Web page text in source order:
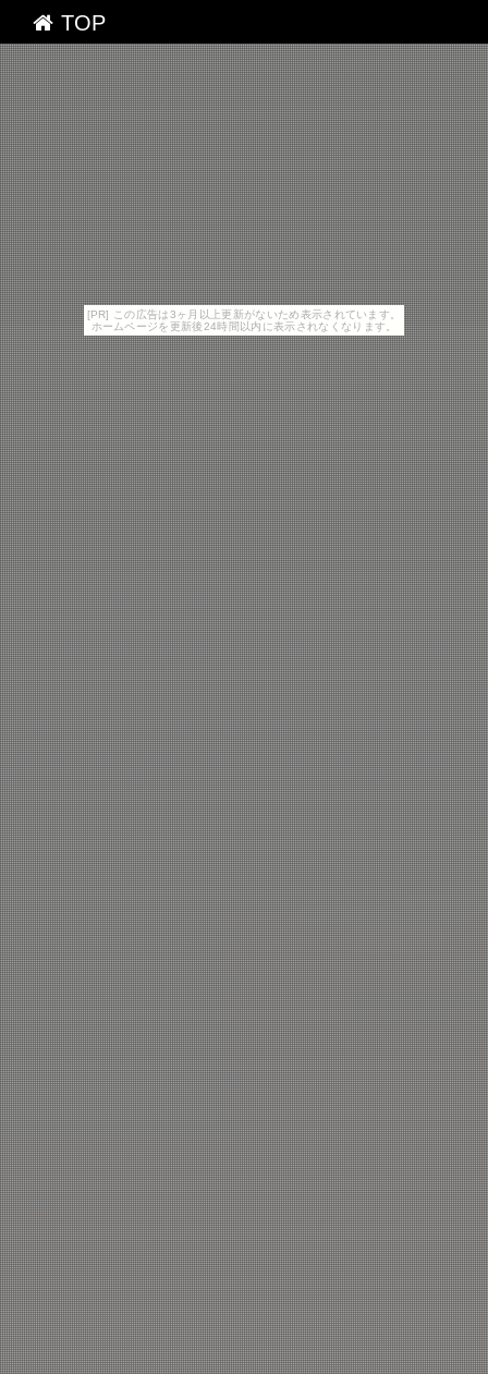
[PR] この広告は3ヶ月以上更新がないため表示されています。
ホームページを更新後24時間以内に表示されなくなります。
TOP